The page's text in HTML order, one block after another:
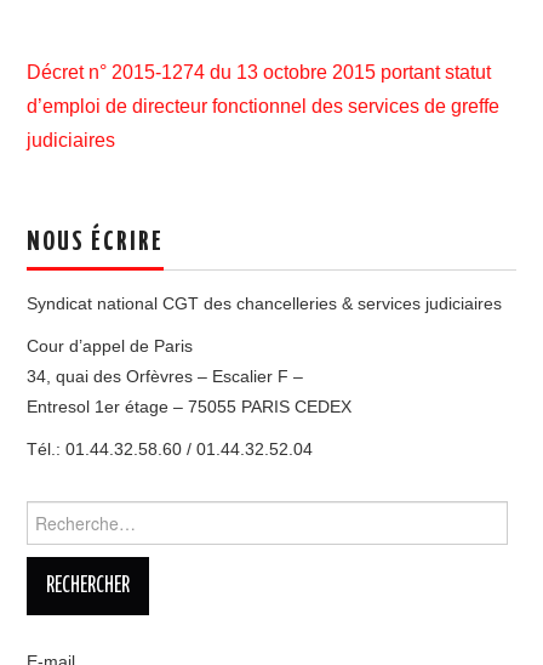
ESPACE MILITANT
Décret n° 2015-1274 du 13 octobre 2015 portant statut
d’emploi de directeur fonctionnel des services de greffe
judiciaires
NOUS ÉCRIRE
Syndicat national CGT des chancelleries & services judiciaires
Cour d’appel de Paris
34, quai des Orfèvres – Escalier F –
Entresol 1er étage – 75055 PARIS CEDEX
Tél.: 01.44.32.58.60 / 01.44.32.52.04
E-mail